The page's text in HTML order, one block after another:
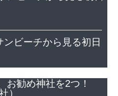
ビーチから見る初日